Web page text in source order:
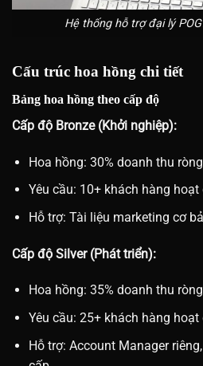
Hệ thống hỗ trợ đại lý
Cấu trúc hoa hồng chi tiết
Bảng hoa hồng theo cấp độ
Cấp độ Bronze (Khởi nghiệp):
Hoa hồng: 30% doanh thu ròng
Yêu cầu: 10+ khách hàng
Hỗ trợ: Tài liệu marketing cơ
Cấp độ Silver (Phát triển):
Hoa hồng: 35% doanh thu ròng
Yêu cầu: 25+ khách hàng
Hỗ trợ: Account Manager